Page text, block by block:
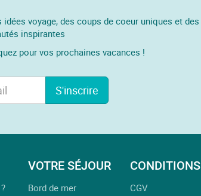
voyage, des coups de coeur uniques et des
inspirantes
pour vos prochaines vacances !
S'inscrire
VOTRE SÉJOUR
Bord de mer
CONDITIONS
CGV